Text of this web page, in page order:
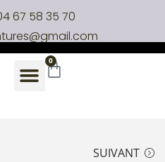
67 58 35 70
0
SUIVANT